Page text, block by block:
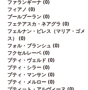
ファランギーナ (0)
フィアノ (0)
ブールブーラン (0)
フェテアスカ・ネアグラ (0)
フェルナン・ピレス（マリア・ゴメ
ス） (0)
フォル・ブランシュ (0)
フクセルレーベ (0)
プティ・ヴェルド (0)
プティ・シラー (0)
プティ・マンサン (0)
プティ・メルロー (0)